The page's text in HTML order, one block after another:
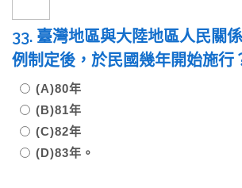
33. 臺灣地區與大陸地區人民關
例制定後，於民國幾年開始施
(A)80年
(B)81年
(C)82年
(D)83年。